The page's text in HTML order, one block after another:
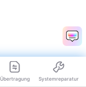
Übertragung Systemreparatur